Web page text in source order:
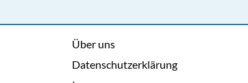
Über uns
Datenschutzerklärung